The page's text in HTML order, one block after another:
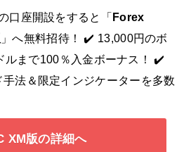
口座開設をすると「 Forex
」へ無料招待！ ✔️ 13,000円のボ
ルまで100％入金ボーナス！ ✔️
法＆限定インジケーターを多数
XM版の詳細へ